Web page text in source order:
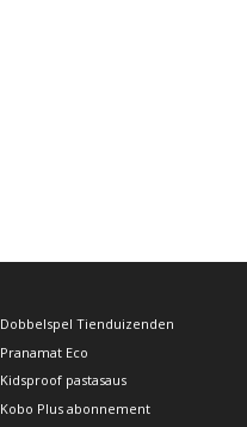
Dobbelspel Tienduizenden
Pranamat Eco
Kidsproof pastasaus
Kobo Plus abonnement